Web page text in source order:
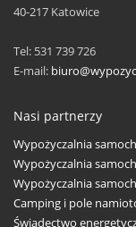
40-217 Katowice
Tel: 531 739 726
E-mail:
Nasi partnerzy
Wypożyczalnia
Wypożyczalnia
Wypożyczalnia
Camping i pole
Świadectwo